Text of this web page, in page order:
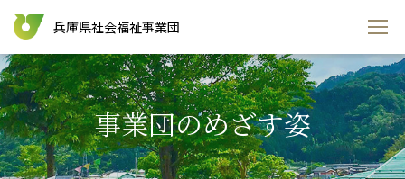
兵庫県社会福祉事業団
事業団のめざす姿